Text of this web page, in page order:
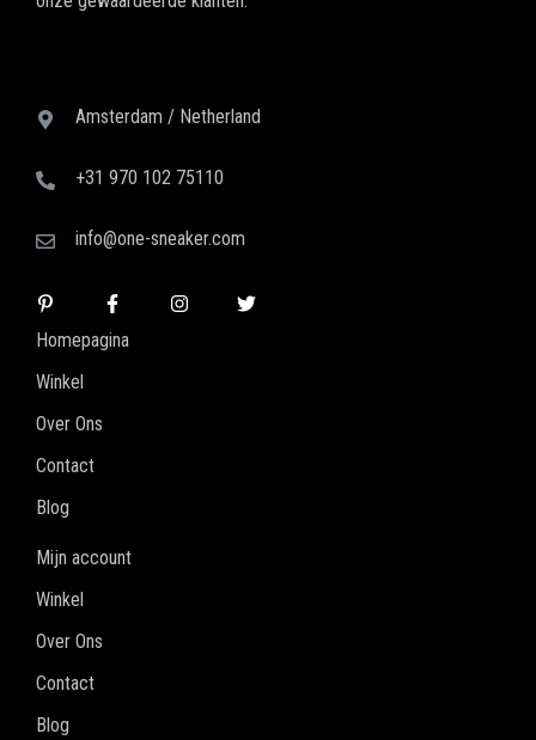
Amsterdam / Netherland
+31 970 102 75110
info@one-sneaker.com
Homepagina
Winkel
Over Ons
Contact
Blog
Mijn account
Winkel
Over Ons
Contact
Blog